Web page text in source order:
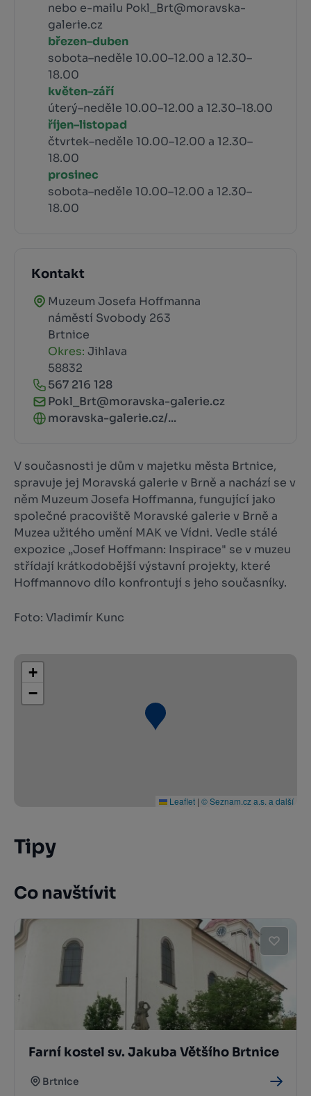
nebo e-mailu Pokl_Brt@moravska-
galerie.cz
březen–duben
sobota–neděle 10.00–12.00 a 12.30–
18.00
květen–září
úterý–neděle 10.00–12.00 a 12.30–18.00
říjen–listopad
čtvrtek–neděle 10.00–12.00 a 12.30–
18.00
prosinec
sobota–neděle 10.00–12.00 a 12.30–
18.00
Kontakt
Muzeum Josefa Hoffmanna
náměstí Svobody 263
Brtnice
Okres: Jihlava
58832
567 216 128
Pokl_Brt@moravska-galerie.cz
moravska-galerie.cz/...
V současnosti je dům v majetku města Brtnice,
spravuje jej Moravská galerie v Brně a nachází se v
něm Muzeum Josefa Hoffmanna, fungující jako
společné pracoviště Moravské galerie v Brně a
Muzea užitého umění MAK ve Vídni. Vedle stálé
expozice „Josef Hoffmann: Inspirace" se v muzeu
střídají krátkodobější výstavní projekty, které
Hoffmannovo dílo konfrontují s jeho současníky.
Foto: Vladimír Kunc
+
−
Leaflet | © Seznam.cz a.s. a další
Tipy
Co navštívit
Farní kostel sv. Jakuba Většího Brtnice
Brtnice